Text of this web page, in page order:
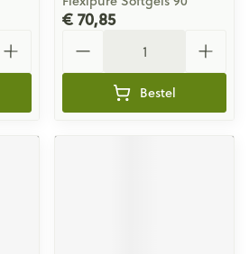
€ 70,85
Bestel